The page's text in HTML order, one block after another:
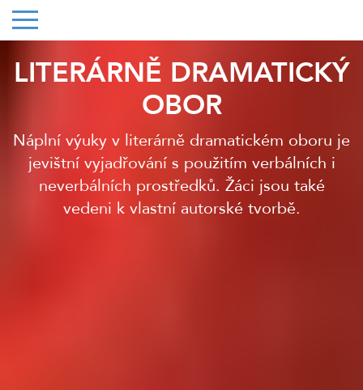
LITERÁRNĚ DRAMATICKÝ
OBOR
Náplní výuky v literárně dramatickém oboru je
jevištní vyjadřování s použitím verbálních i
neverbálních prostředků. Žáci jsou také
vedeni k vlastní autorské tvorbě.